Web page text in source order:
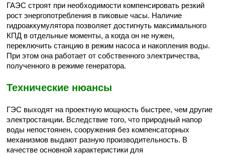
ГАЭС строят при необходимости компенсировать резкий
рост энергопотребления в пиковые часы. Наличие
гидроаккумулятора позволяет достигнуть максимального
КПД в отдельные моменты, а когда он не нужен,
переключить станцию в режим насоса и накопления воды.
При этом она работает от собственного электричества,
полученного в режиме генератора.
Технические нюансы
ГЭС выходят на проектную мощность быстрее, чем другие
электростанции. Вследствие того, что природный напор
воды непостоянен, сооружения без компенсаторных
механизмов выдают разную производительность. В
качестве основной характеристики для